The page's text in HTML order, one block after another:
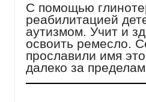
С помощью
реабилитацией
аутизмом. Учит и
освоить ремесло.
прославили имя
далеко за